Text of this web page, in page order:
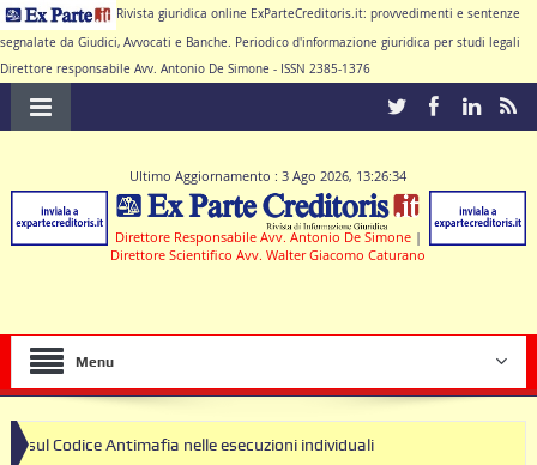
Rivista giuridica online ExParteCreditoris.it: provvedimenti e sentenze
segnalate da Giudici, Avvocati e Banche. Periodico d'informazione giuridica per studi legali
Direttore responsabile Avv. Antonio De Simone - ISSN 2385-1376
Ultimo Aggiornamento : 3 Ago 2026, 13:26:34
Direttore Responsabile Avv. Antonio De Simone |
Direttore Scientifico Avv. Walter Giacomo Caturano
Menu
Antimafia nelle esecuzioni individuali